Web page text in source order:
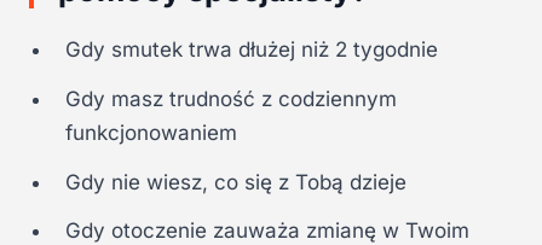
Gdy smutek trwa dłużej niż 2 tygodnie
Gdy masz trudność z codziennym
funkcjonowaniem
Gdy nie wiesz, co się z Tobą dzieje
Gdy otoczenie zauważa zmianę w Twoim